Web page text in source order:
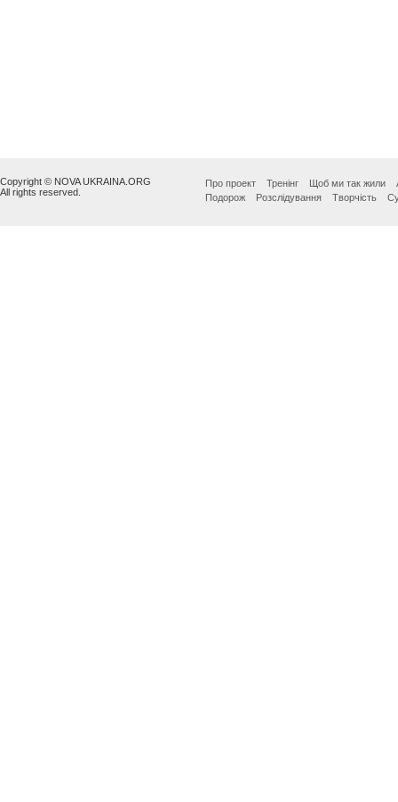
Copyright © NOVA UKRAINA.ORG
All rights reserved.
Про проект Тренінг Щоб ми так жили
Подорож
Розслідування Творчість